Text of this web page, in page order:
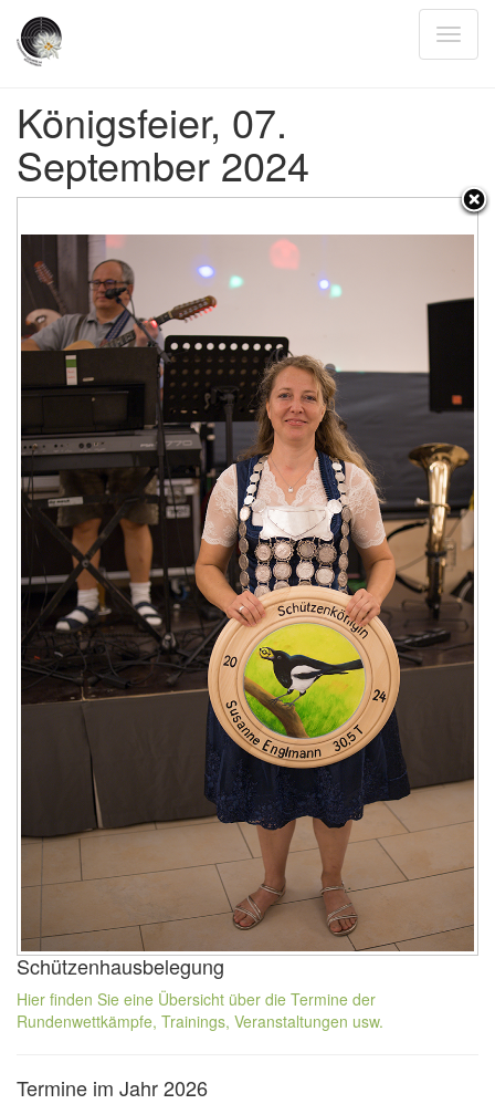
Königsfeier, 07.
September 2024
Schützenhausbelegung
Hier finden Sie eine Übersicht über die Termine der
Rundenwettkämpfe, Trainings, Veranstaltungen usw.
Termine im Jahr 2026